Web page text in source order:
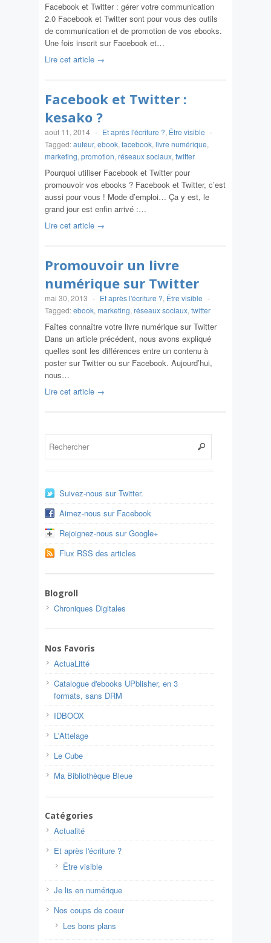
Facebook et Twitter : gérer votre communication
2.0 Facebook et Twitter sont pour vous des outils
de communication et de promotion de vos ebooks.
Une fois inscrit sur Facebook et…
Lire cet article →
Facebook et Twitter :
kesako ?
août 11, 2014 - Et après l'écriture ?, Être visible -
Tagged:auteur, ebook, facebook, livre numérique,
marketing, promotion, réseaux sociaux, twitter
Pourquoi utiliser Facebook et Twitter pour
promouvoir vos ebooks ? Facebook et Twitter, c’est
aussi pour vous ! Mode d’emploi… Ça y est, le
grand jour est enfin arrivé :…
Lire cet article →
Promouvoir un livre
numérique sur Twitter
mai 30, 2013 - Et après l'écriture ?, Être visible -
Tagged:ebook, marketing, réseaux sociaux, twitter
Faîtes connaître votre livre numérique sur Twitter
Dans un article précédent, nous avons expliqué
quelles sont les différences entre un contenu à
poster sur Twitter ou sur Facebook. Aujourd’hui,
nous…
Lire cet article →
Suivez-nous sur Twitter.
Aimez-nous sur Facebook
Rejoignez-nous sur Google+
Flux RSS des articles
Blogroll
Chroniques Digitales
Nos Favoris
ActuaLitté
Catalogue d'ebooks UPblisher, en 3
formats, sans DRM
IDBOOX
L'Attelage
Le Cube
Ma Bibliothèque Bleue
Catégories
Actualité
Et après l'écriture ?
Être visible
Je lis en numérique
Nos coups de coeur
Les bons plans